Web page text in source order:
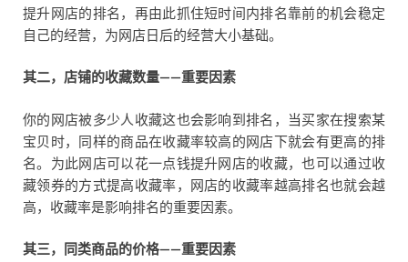
提升网店的排名，再由此抓住短时间内排名靠前的机会稳定
自己的经营，为网店日后的经营大小基础。
其二，店铺的收藏数量——重要因素
你的网店被多少人收藏这也会影响到排名，当买家在搜索某
宝贝时，同样的商品在收藏率较高的网店下就会有更高的排
名。为此网店可以花一点钱提升网店的收藏，也可以通过收
藏领券的方式提高收藏率，网店的收藏率越高排名也就会越
高，收藏率是影响排名的重要因素。
其三，同类商品的价格——重要因素